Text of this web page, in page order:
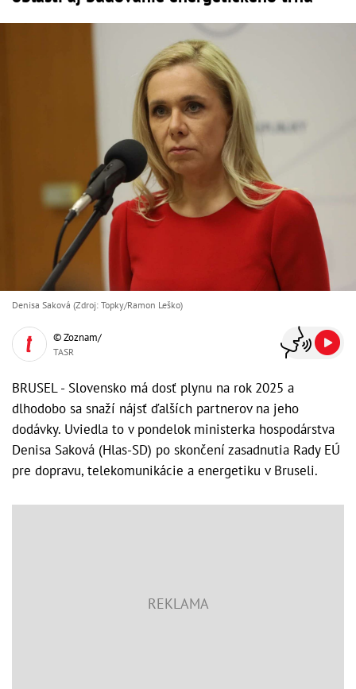
Denisa Saková (Zdroj: Topky/Ramon Leško)
© Zoznam/
TASR
BRUSEL - Slovensko má dosť plynu na rok 2025 a
dlhodobo sa snaží nájsť ďalších partnerov na jeho
dodávky. Uviedla to v pondelok ministerka hospodárstva
Denisa Saková (Hlas-SD) po skončení zasadnutia Rady EÚ
pre dopravu, telekomunikácie a energetiku v Bruseli.